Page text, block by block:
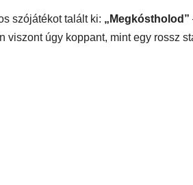
szójátékot talált ki: „Megkóstholod”
viszont úgy koppant, mint egy rossz